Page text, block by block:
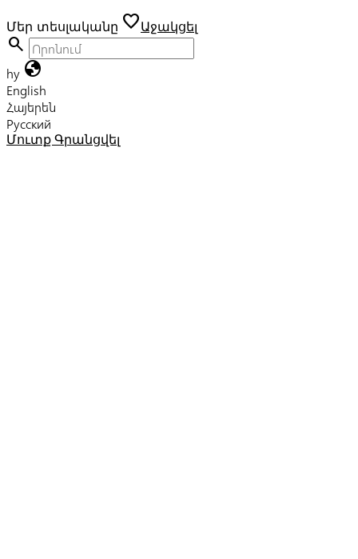
Մեր տեսլականը favoriteԱջակցել
search
hy globe
English
Հայերեն
Русский
Մուտք Գրանցվել